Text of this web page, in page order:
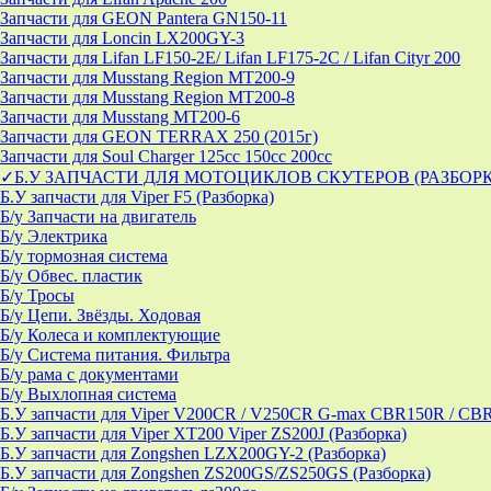
Запчасти для GEON Pantera GN150-11
Запчасти для Loncin LX200GY-3
Запчасти для Lifan LF150-2E/ Lifan LF175-2C / Lifan Cityr 200
Запчасти для Musstang Region MT200-9
Запчасти для Musstang Region MT200-8
Запчасти для Musstang MT200-6
Запчасти для GEON TERRAX 250 (2015г)
Запчасти для Soul Charger 125сс 150cc 200сс
✓Б.У ЗАПЧАСТИ ДЛЯ МОТОЦИКЛОВ СКУТЕРОВ
Б.У запчасти для Viper F5 (Разборка)
Б/у Запчасти на двигатель
Б/у Электрика
Б/у тормозная система
Б/у Обвес. пластик
Б/у Тросы
Б/у Цепи. Звёзды. Ходовая
Б/у Колеса и комплектующие
Б/у Система питания. Фильтра
Б/у рама с документами
Б/у Выхлопная система
Б.У запчасти для Viper V200CR / V250CR G-max CBR150R /
Б.У запчасти для Viper XT200 Viper ZS200J (Разборка)
Б.У запчасти для Zongshen LZX200GY-2 (Разборка)
Б.У запчасти для Zongshen ZS200GS/ZS250GS (Разборка)